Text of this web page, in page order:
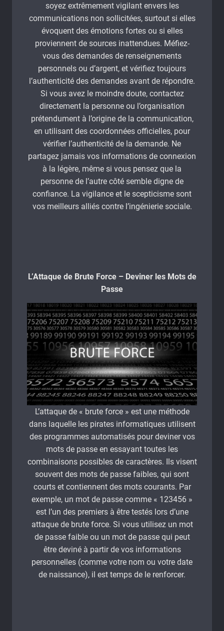
soyez extrêmement vigilant envers les
communications non sollicitées, surtout si elles
évoquent des émotions fortes ou si elles
proviennent de sources inattendues. Méfiez-
vous des demandes de renseignements
personnels ou d’argent, et vérifiez toujours
l’authenticité des demandes avant de répondre.
Si vous avez le moindre doute, contactez
directement la personne ou l’organisation
prétendument à l’origine de la communication,
en utilisant des coordonnées officielles, pour
vérifier l’authenticité de la demande. Ne
partagez jamais vos informations de connexion
à la légère, même si vous pensez que la
personne de l’autre côté semble digne de
confiance. La vigilance et le scepticisme sont
vos meilleurs alliés contre l’ingénierie sociale.
L’Attaque de Brute Force – Deviner les Mots de
Passe
L’attaque de « brute force » est une méthode
dans laquelle les pirates informatiques utilisent
des programmes automatisés pour deviner vos
mots de passe en essayant toutes les
combinaisons possibles de caractères. Ils visent
souvent des mots de passe faibles, qui sont
courts et contiennent des mots courants. Par
exemple, un mot de passe comme « 123456 »
est l’un des premiers à être testés lors d’une
attaque de brute force. Si vous utilisez un mot
de passe faible ou un mot de passe qui peut
être deviné à partir de vos informations
personnelles (comme votre nom ou votre date
de naissance), il est temps de le renforcer.